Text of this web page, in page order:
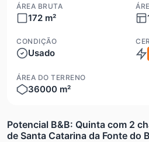
ÁREA BRUTA
172 m²
CONDIÇÃO
Usado
ÁREA DO TERRENO
36000 m²
Potencial B&B: Quinta com 2
de Santa Catarina da Fonte do